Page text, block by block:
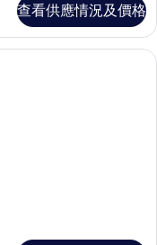
查看供應情況及價格
, 2 張加大雙人床 | 高級寢具